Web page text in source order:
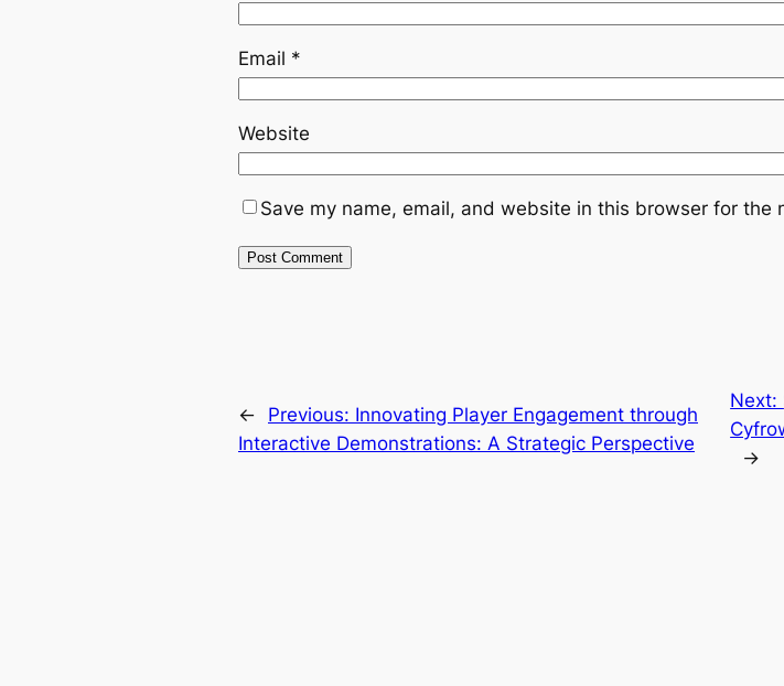
Email *
Website
Save my name, email, and website in this browser for the
← Previous: Innovating Player Engagement through
Interactive Demonstrations: A Strategic Perspective
Next:
→